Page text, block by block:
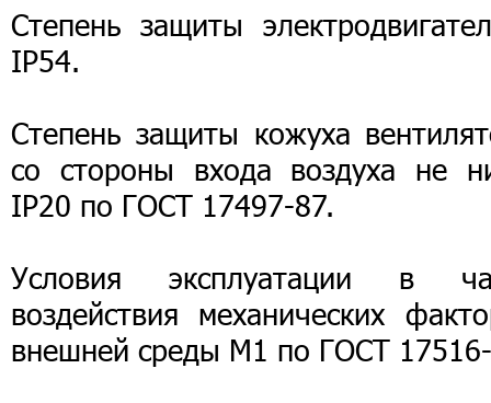
Степень защиты
IР54.
Степень защиты кожуха
со стороны входа воздуха не
IР20 по ГОСТ 17497-87.
Условия эксплуатации в
воздействия механических
внешней среды М1 по ГОСТ